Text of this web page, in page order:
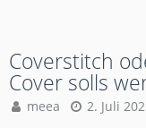
Coverstitch
Cover solls
meea 2. Juli